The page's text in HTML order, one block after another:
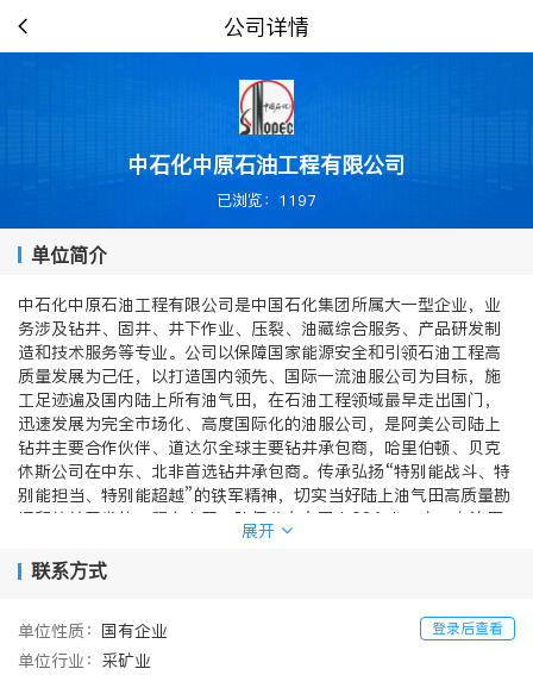
公司详情
中石化中原石油工程有限公司
已浏览：1197
单位简介
中石化中原石油工程有限公司是中国石化集团所属大一型企业，业
务涉及钻井、固井、井下作业、压裂、油藏综合服务、产品研发制
造和技术服务等专业。公司以保障国家能源安全和引领石油工程高
质量发展为己任，以打造国内领先、国际一流油服公司为目标，施
工足迹遍及国内陆上所有油气田，在石油工程领域最早走出国门，
迅速发展为完全市场化、高度国际化的油服公司，是阿美公司陆上
钻井主要合作伙伴、道达尔全球主要钻井承包商，哈里伯顿、贝克
休斯公司在中东、北非首选钻井承包商。传承弘扬“特别能战斗、特
别能担当、特别能超越”的铁军精神，切实当好陆上油气田高质量勘
探和效益开发的工程主力军，队伍分布在国内23个省、市、自治区
及海外10多个国家，连续17年跻身ENR全球最大250家国际承包
商，累计承钻陆上“1”字号井510口，助力发现普光气田、涪陵页岩
展开
联系方式
登录后查看
单位性质： 国有企业
单位行业： 采矿业